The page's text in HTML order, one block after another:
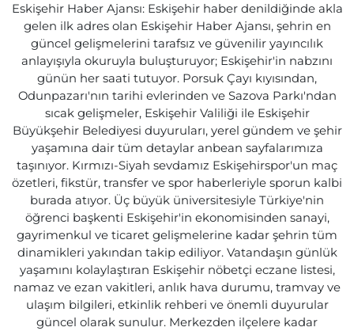
Eskişehir Haber Ajansı: Eskişehir haber denildiğinde akla
gelen ilk adres olan Eskişehir Haber Ajansı, şehrin en
güncel gelişmelerini tarafsız ve güvenilir yayıncılık
anlayışıyla okuruyla buluşturuyor; Eskişehir'in nabzını
günün her saati tutuyor. Porsuk Çayı kıyısından,
Odunpazarı'nın tarihi evlerinden ve Sazova Parkı'ndan
sıcak gelişmeler, Eskişehir Valiliği ile Eskişehir
Büyükşehir Belediyesi duyuruları, yerel gündem ve şehir
yaşamına dair tüm detaylar anbean sayfalarımıza
taşınıyor. Kırmızı-Siyah sevdamız Eskişehirspor'un maç
özetleri, fikstür, transfer ve spor haberleriyle sporun kalbi
burada atıyor. Üç büyük üniversitesiyle Türkiye'nin
öğrenci başkenti Eskişehir'in ekonomisinden sanayi,
gayrimenkul ve ticaret gelişmelerine kadar şehrin tüm
dinamikleri yakından takip ediliyor. Vatandaşın günlük
yaşamını kolaylaştıran Eskişehir nöbetçi eczane listesi,
namaz ve ezan vakitleri, anlık hava durumu, tramvay ve
ulaşım bilgileri, etkinlik rehberi ve önemli duyurular
güncel olarak sunulur. Merkezden ilçelere kadar